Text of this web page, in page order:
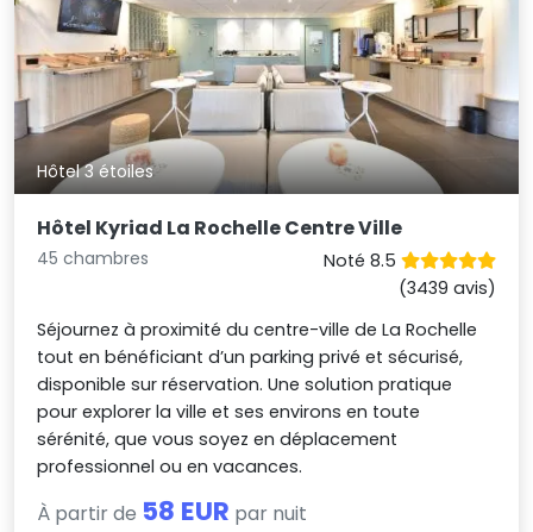
Hôtel 3 étoiles
Hôtel Kyriad La Rochelle Centre Ville
45 chambres
Noté 8.5
(3439 avis)
Séjournez à proximité du centre-ville de La Rochelle
tout en bénéficiant d’un parking privé et sécurisé,
disponible sur réservation. Une solution pratique
pour explorer la ville et ses environs en toute
sérénité, que vous soyez en déplacement
professionnel ou en vacances.
À partir de 58 EUR par nuit